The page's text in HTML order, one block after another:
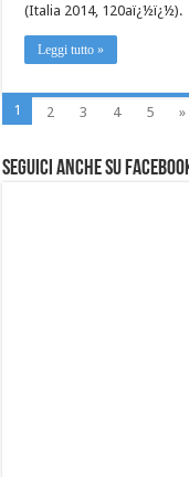
(Italia 2014, 120aï¿½ï¿½).
Leggi tutto »
1 2 3 4 5 »
Seguici anche su